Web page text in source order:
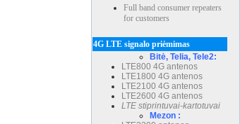
Full band consumer repeaters
for customers
4G LTE signalo priėmimas
Bitė, Telia, Tele2:
LTE800 4G antenos
LTE1800 4G antenos
LTE2100 4G antenos
LTE2600 4G antenos
LTE stiprintuvai-kartotuvai
Mezon :